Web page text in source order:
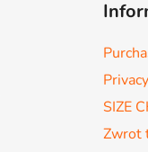
SIZE
Zwrot